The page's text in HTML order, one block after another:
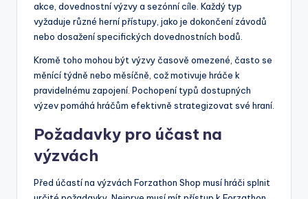
akce, dovednostní výzvy a sezónní cíle. Každý typ
vyžaduje různé herní přístupy, jako je dokončení závodů
nebo dosažení specifických dovednostních bodů.
Kromě toho mohou být výzvy časově omezené, často se
měnící týdně nebo měsíčně, což motivuje hráče k
pravidelnému zapojení. Pochopení typů dostupných
výzev pomáhá hráčům efektivně strategizovat své hraní.
Požadavky pro účast na
výzvách
Před účastí na výzvách Forzathon Shop musí hráči splnit